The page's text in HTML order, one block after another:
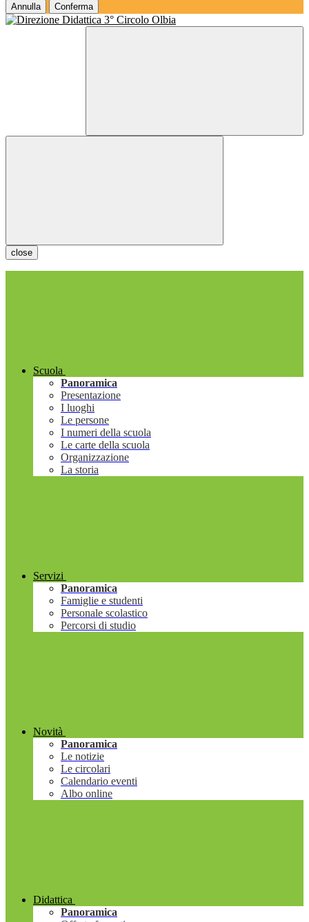
Annulla Conferma
close
Scuola
Panoramica
Presentazione
I luoghi
Le persone
I numeri della scuola
Le carte della scuola
Organizzazione
La storia
Servizi
Panoramica
Famiglie e studenti
Personale scolastico
Percorsi di studio
Novità
Panoramica
Le notizie
Le circolari
Calendario eventi
Albo online
Didattica
Panoramica